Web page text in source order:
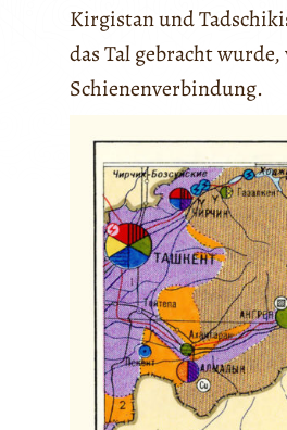
Kirgistan und
das Tal gebracht
Schienenverbindung.